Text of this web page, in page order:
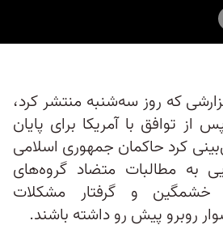
که روز سه‌شنبه منتشر کرد،
از توافق با آمریکا برای پایان
کرد حاکمان جمهوری اسلامی
به مطالبات متضاد گروه‌های
و گرفتار مشکلات
روبرو پیش‌ رو داشته باشند.